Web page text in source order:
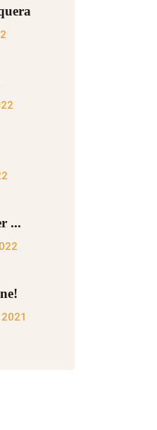
...